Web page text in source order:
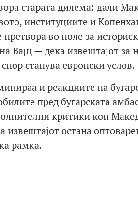
старата дилема: дали
институциите и
во поле за
Вајц — дека извештајот за
станува европски услов.
и реакциите на
пред бугарската
критики кон
остана
рамка.